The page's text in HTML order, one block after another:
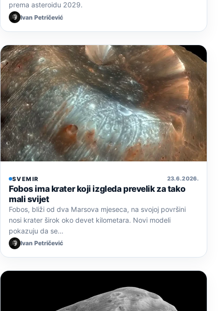
prema asteroidu 2029.
Ivan Petričević
SVEMIR 23. 6. 2026.
Fobos ima krater koji izgleda prevelik za tako
mali svijet
Fobos, bliži od dva Marsova mjeseca, na svojoj površini
nosi krater širok oko devet kilometara. Novi modeli
pokazuju da se…
Ivan Petričević